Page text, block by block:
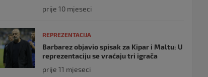
prije 10 mjeseci
REPREZENTACIJA
Barbarez objavio spisak za Kipar i Maltu: U
reprezentaciju se vraćaju tri igrača
prije 11 mjeseci